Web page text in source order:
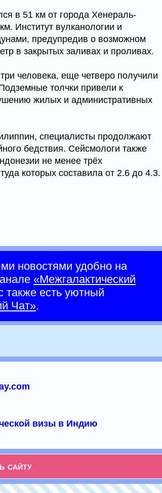
в 51 км от города Хенераль-
Институт вулканологии и
предупредив о возможном
в закрытых заливах и проливах.
человека, еще четверо получили
толчки привели к
жилых и административных
специалисты продолжают
бедствия. Сейсмологи также
не менее трёх
которых составила от 2.6 до 4.3.
новостями удобно на
«Межгалактический
также есть уютный
Чат».
визы в Индию
сайту